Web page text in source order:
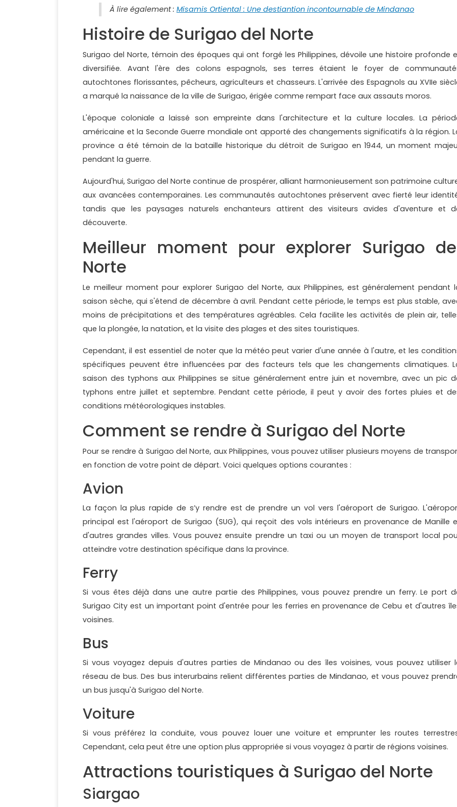
À lire également : Misamis Ortiental : Une destiantion incontournable de Mindanao
Histoire de Surigao del Norte
Surigao del Norte, témoin des époques qui ont forgé les Philippines, dévoile une histoire profonde
diversifiée. Avant l'ère des colons espagnols, ses terres étaient le foyer de
autochtones florissantes, pêcheurs, agriculteurs et chasseurs. L'arrivée des Espagnols au XVIIe
a marqué la naissance de la ville de Surigao, érigée comme rempart face aux assauts moros.
L'époque coloniale a laissé son empreinte dans l'architecture et la culture locales. La
américaine et la Seconde Guerre mondiale ont apporté des changements significatifs à la région.
province a été témoin de la bataille historique du détroit de Surigao en 1944, un moment
pendant la guerre.
Aujourd'hui, Surigao del Norte continue de prospérer, alliant harmonieusement son patrimoine
aux avancées contemporaines. Les communautés autochtones préservent avec fierté leur
tandis que les paysages naturels enchanteurs attirent des visiteurs avides d'aventure et
découverte.
Meilleur moment pour explorer Surigao
Norte
Le meilleur moment pour explorer Surigao del Norte, aux Philippines, est généralement pendant
saison sèche, qui s'étend de décembre à avril. Pendant cette période, le temps est plus stable,
moins de précipitations et des températures agréables. Cela facilite les activités de plein air,
que la plongée, la natation, et la visite des plages et des sites touristiques.
Cependant, il est essentiel de noter que la météo peut varier d'une année à l'autre, et les
spécifiques peuvent être influencées par des facteurs tels que les changements climatiques.
saison des typhons aux Philippines se situe généralement entre juin et novembre, avec un pic
typhons entre juillet et septembre. Pendant cette période, il peut y avoir des fortes pluies et
conditions météorologiques instables.
Comment se rendre à Surigao del Norte
Pour se rendre à Surigao del Norte, aux Philippines, vous pouvez utiliser plusieurs moyens de
en fonction de votre point de départ. Voici quelques options courantes :
Avion
La façon la plus rapide de s’y rendre est de prendre un vol vers l'aéroport de Surigao.
principal est l'aéroport de Surigao (SUG), qui reçoit des vols intérieurs en provenance de Manille
d'autres grandes villes. Vous pouvez ensuite prendre un taxi ou un moyen de transport local
atteindre votre destination spécifique dans la province.
Ferry
Si vous êtes déjà dans une autre partie des Philippines, vous pouvez prendre un ferry. Le port
Surigao City est un important point d'entrée pour les ferries en provenance de Cebu et d'autres
voisines.
Bus
Si vous voyagez depuis d'autres parties de Mindanao ou des îles voisines, vous pouvez utiliser
réseau de bus. Des bus interurbains relient différentes parties de Mindanao, et vous pouvez
un bus jusqu'à Surigao del Norte.
Voiture
Si vous préférez la conduite, vous pouvez louer une voiture et emprunter les routes
Cependant, cela peut être une option plus appropriée si vous voyagez à partir de régions voisines.
Attractions touristiques à Surigao del Norte
Siargao